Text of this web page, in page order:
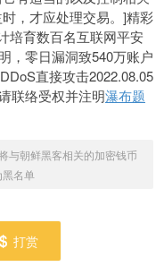
，才应处理交易。]精彩
培育数百名互联网平安
，零日漏洞致540万账户
直接攻击2022.08.05
联络受权并注明瀑布题
与朝鲜黑客相关的加密钱币
名单
打赏